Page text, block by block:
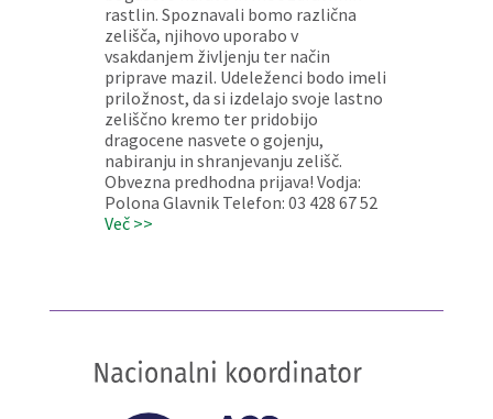
rastlin. Spoznavali bomo različna
zelišča, njihovo uporabo v
vsakdanjem življenju ter način
priprave mazil. Udeleženci bodo imeli
priložnost, da si izdelajo svoje lastno
zeliščno kremo ter pridobijo
dragocene nasvete o gojenju,
nabiranju in shranjevanju zelišč.
Obvezna predhodna prijava! Vodja:
Polona Glavnik Telefon: 03 428 67 52
Več >>